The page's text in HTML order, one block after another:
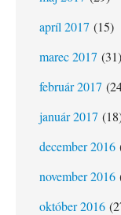
apríl 2017 (15)
marec 2017 (31)
február 2017
január 2017
december 2016
november 2016
október 2016